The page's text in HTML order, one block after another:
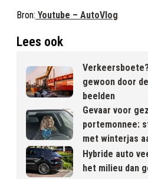
Bron: Youtube – AutoVlog
Lees ook
gewoon door
beelden
Gevaar voor
portemonnee:
met winterjas
Hybride auto
het milieu dan